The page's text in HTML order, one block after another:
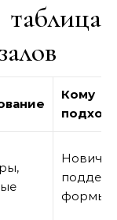
Кому
формы